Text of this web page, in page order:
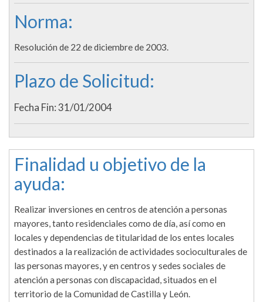
Norma:
Resolución de 22 de diciembre de 2003.
Plazo de Solicitud:
Fecha Fin: 31/01/2004
Finalidad u objetivo de la
ayuda:
Realizar inversiones en centros de atención a personas
mayores, tanto residenciales como de día, así como en
locales y dependencias de titularidad de los entes locales
destinados a la realización de actividades socioculturales de
las personas mayores, y en centros y sedes sociales de
atención a personas con discapacidad, situados en el
territorio de la Comunidad de Castilla y León.